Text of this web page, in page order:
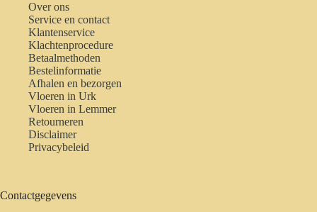
Over ons
Service en contact
Klantenservice
Klachtenprocedure
Betaalmethoden
Bestelinformatie
Afhalen en bezorgen
Vloeren in Urk
Vloeren in Lemmer
Retourneren
Disclaimer
Privacybeleid
Contactgegevens